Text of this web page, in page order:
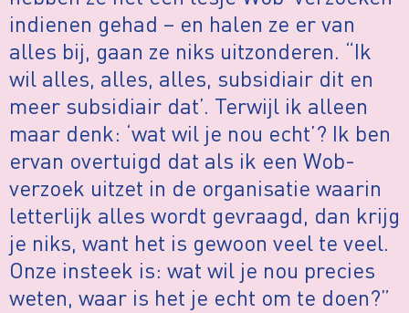
indienen gehad – en halen ze er van
alles bij, gaan ze niks uitzonderen. “Ik
wil alles, alles, alles, subsidiair dit en
meer subsidiair dat’. Terwijl ik alleen
maar denk: ‘wat wil je nou echt’? Ik ben
ervan overtuigd dat als ik een Wob-
verzoek uitzet in de organisatie waarin
letterlijk alles wordt gevraagd, dan krijg
je niks, want het is gewoon veel te veel.
Onze insteek is: wat wil je nou precies
weten, waar is het je echt om te doen?”